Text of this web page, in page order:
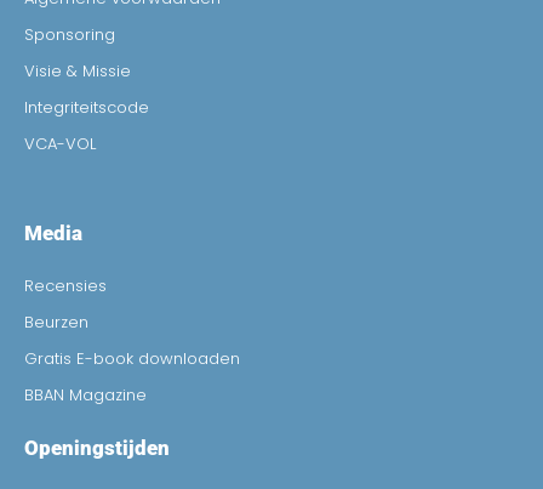
Sponsoring
Visie & Missie
Integriteitscode
VCA-VOL
Media
Recensies
Beurzen
Gratis E-book downloaden
BBAN Magazine
Openingstijden